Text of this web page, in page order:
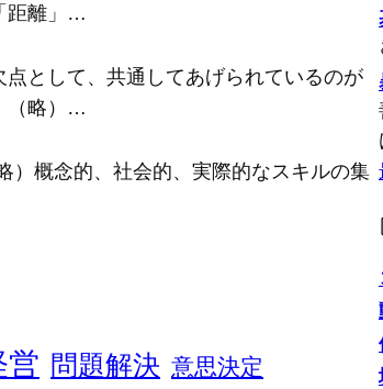
距離」…
点として、共通してあげられているのが
（略）…
）概念的、社会的、実際的なスキルの集
営 問題解決 意思決定